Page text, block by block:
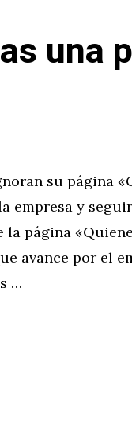
una
su página
empresa y
la página
avance por el
…